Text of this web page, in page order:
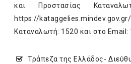
και Προστασίας
https://kataggelies.mindev.gov.gr/
Καταναλωτή: 1520 και στο Email:
Τράπεζα της Ελλάδος-